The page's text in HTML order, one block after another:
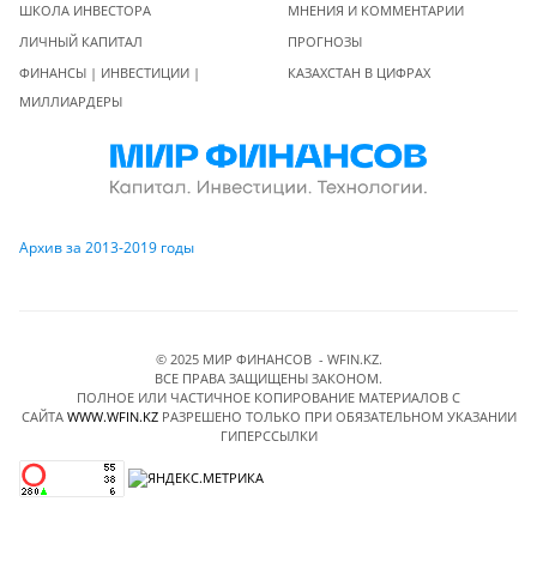
ШКОЛА ИНВЕСТОРА
ЛИЧНЫЙ КАПИТАЛ
ФИНАНСЫ | ИНВЕСТИЦИИ |
МИЛЛИАРДЕРЫ
МНЕНИЯ И КОММЕНТАРИИ
ПРОГНОЗЫ
КАЗАХСТАН В ЦИФРАХ
Архив за 2013-2019 годы
© 2025 МИР ФИНАНСОВ - WFIN.KZ.
ВСЕ ПРАВА ЗАЩИЩЕНЫ ЗАКОНОМ.
ПОЛНОЕ ИЛИ ЧАСТИЧНОЕ КОПИРОВАНИЕ МАТЕРИАЛОВ C
САЙТА WWW.WFIN.KZРАЗРЕШЕНО ТОЛЬКО ПРИ ОБЯЗАТЕЛЬНОМ УКАЗАНИИ
ГИПЕРССЫЛКИ